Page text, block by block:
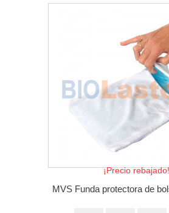
¡Precio rebajado!
MVS Funda protectora de